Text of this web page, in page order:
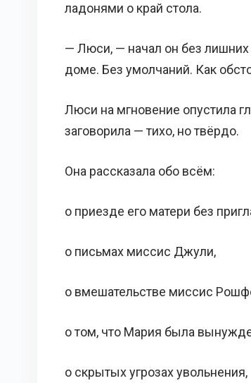
ладонями о край стола.
— Люси, — начал он без лишних
доме. Без умолчаний. Как
Люси на мгновение опустила
заговорила — тихо, но твёрдо.
Она рассказала обо всём:
о приезде его матери без
о письмах миссис Джули,
о вмешательстве миссис
о том, что Мария была
о скрытых угрозах увольнения,